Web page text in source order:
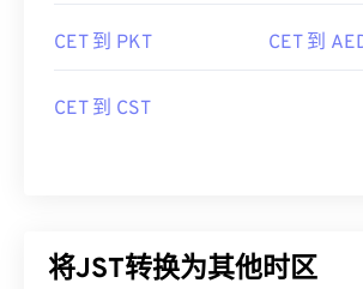
CET 到 PKT CET 到
CET 到 CST
将JST转换为其他时区